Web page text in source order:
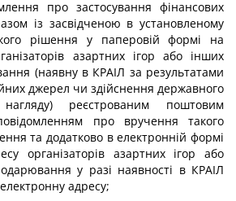
про застосування фінансових
із засвідченою в установленому
рішення у паперовій формі на
азартних ігор або інших
(наявну в КРАІЛ за результатами
джерел чи здійснення державного
реєстрованим поштовим
про вручення такого
та додатково в електронній формі
організаторів азартних ігор або
у разі наявності в КРАІЛ
адресу;